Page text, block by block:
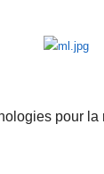
pour la